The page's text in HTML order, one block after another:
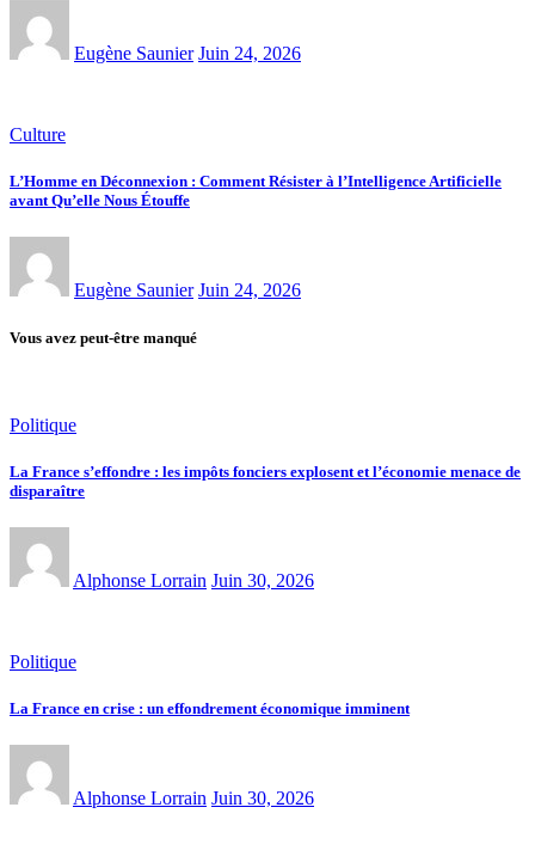
Eugène Saunier Juin 24, 2026
Culture
L’Homme en Déconnexion : Comment Résister à l’Intelligence Artificielle
avant Qu’elle Nous Étouffe
Eugène Saunier Juin 24, 2026
Vous avez peut-être manqué
Politique
La France s’effondre : les impôts fonciers explosent et l’économie menace de
disparaître
Alphonse Lorrain Juin 30, 2026
Politique
La France en crise : un effondrement économique imminent
Alphonse Lorrain Juin 30, 2026